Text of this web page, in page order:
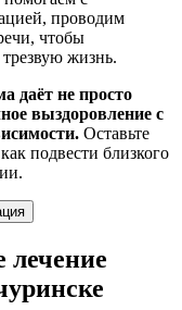
проводим
чтобы
жизнь.
даёт не просто
выздоровление с
Оставьте
подвести близкого
лечение